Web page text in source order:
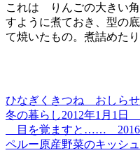
これは りんごの大きい
すように煮ておき、型の
て焼いたもの。煮詰めた
ひなぎくきつね おしら
冬の暮らし2012年1月1日
目を覚ますと……
ペルー原産野菜のキッシ